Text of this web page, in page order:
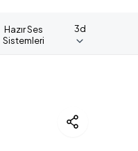
Hazır Ses
Sistemleri
3d